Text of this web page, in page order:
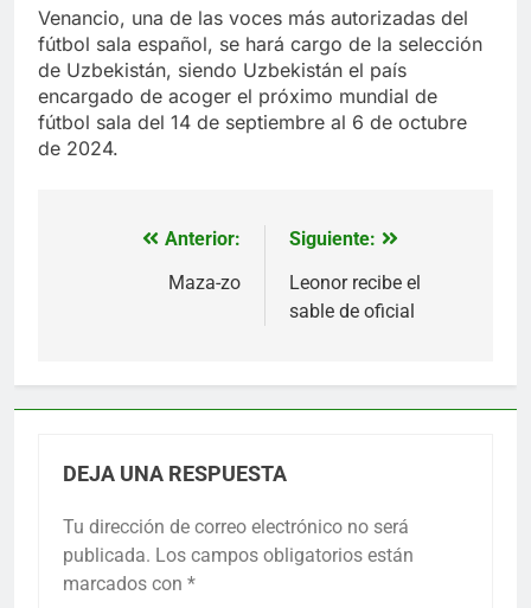
Venancio, una de las voces más autorizadas del
fútbol sala español, se hará cargo de la selección
de Uzbekistán, siendo Uzbekistán el país
encargado de acoger el próximo mundial de
fútbol sala del 14 de septiembre al 6 de octubre
de 2024.
Navegación
Anterior:
Maza-zo
Siguiente:
Leonor recibe el
sable de oficial
DEJA UNA RESPUESTA
Tu dirección de correo electrónico no será
publicada. Los campos obligatorios están
marcados con *